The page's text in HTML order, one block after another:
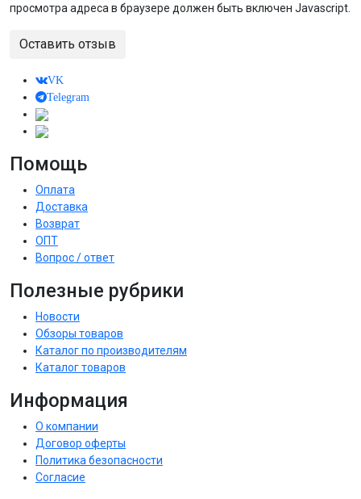
просмотра адреса в браузере должен быть включен Javascript.
Оставить отзыв
VK
Telegram
Помощь
Оплата
Доставка
Возврат
ОПТ
Вопрос / ответ
Полезные рубрики
Новости
Обзоры товаров
Каталог по производителям
Каталог товаров
Информация
О компании
Договор оферты
Политика безопасности
Согласие